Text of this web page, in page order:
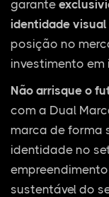
garante
identidade visual
posição no
investimento
Não arrisque o
com a Dual
marca de forma
identidade no
sustentável do